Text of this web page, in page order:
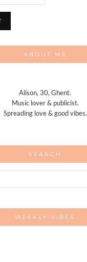
ABOUT ME
Alison, 30, Ghent.
Music lover & publicist.
Spreading love & good vibes.
SEARCH
WEEKLY VIBES